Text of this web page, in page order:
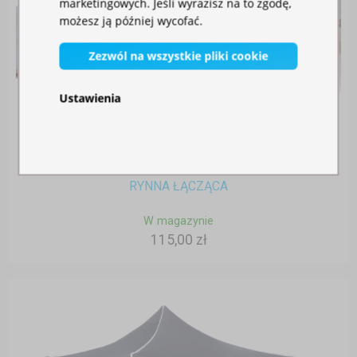
RYNNA ŁĄCZĄCA
W magazynie
115,00 zł
marketingowych. Jeśli wyrazisz na to zgodę,
możesz ją później wycofać.
Zezwól na wszystkie pliki cookie
Ustawienia